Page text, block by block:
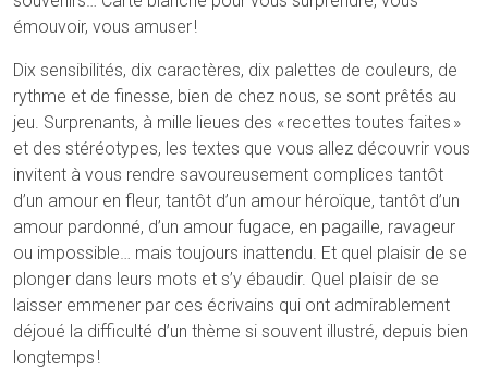
émouvoir, vous amuser !
Dix sensibilités, dix caractères, dix palettes de couleurs, de
rythme et de finesse, bien de chez nous, se sont prêtés au
jeu. Surprenants, à mille lieues des « recettes toutes faites »
et des stéréotypes, les textes que vous allez découvrir vous
invitent à vous rendre savoureusement complices tantôt
d’un amour en fleur, tantôt d’un amour héroïque, tantôt d’un
amour pardonné, d’un amour fugace, en pagaille, ravageur
ou impossible… mais toujours inattendu. Et quel plaisir de se
plonger dans leurs mots et s’y ébaudir. Quel plaisir de se
laisser emmener par ces écrivains qui ont admirablement
déjoué la difficulté d’un thème si souvent illustré, depuis bien
longtemps !